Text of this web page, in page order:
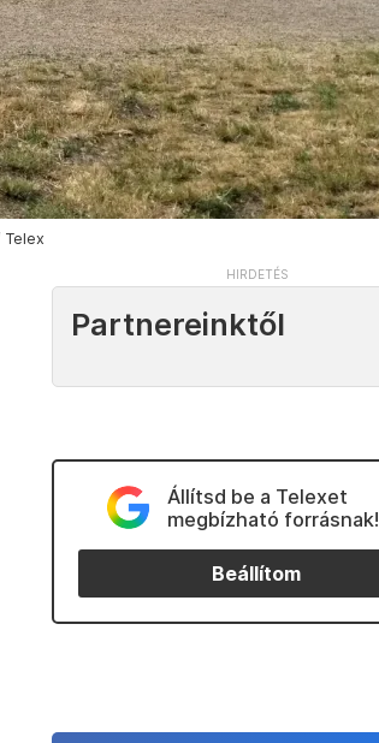
Partnereinktől
Állítsd be a Telexet
megbízható forrásnak!
Beállítom